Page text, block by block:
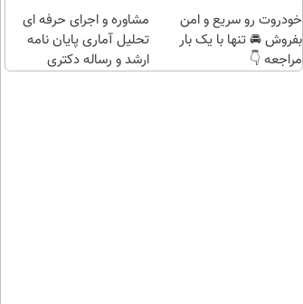
خودروت رو سریع و امن
بفروش 🚘 تنها با یک بار
مراجعه 👇
مشاوره و اجرای حرفه ای
تحلیل آماری پایان نامه
ارشد و رساله دکتری